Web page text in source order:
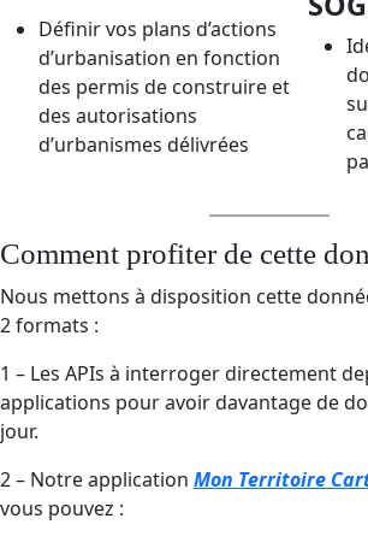
Définir vos plans d’actions
d’urbanisation en fonction
des permis de construire et
des autorisations
d’urbanismes délivrées
Comment profiter de cette
Nous mettons à disposition cette
2 formats :
1 – Les APIs à interroger directement
applications pour avoir davantage de
jour.
2 – Notre application Mon Territoire
vous pouvez :